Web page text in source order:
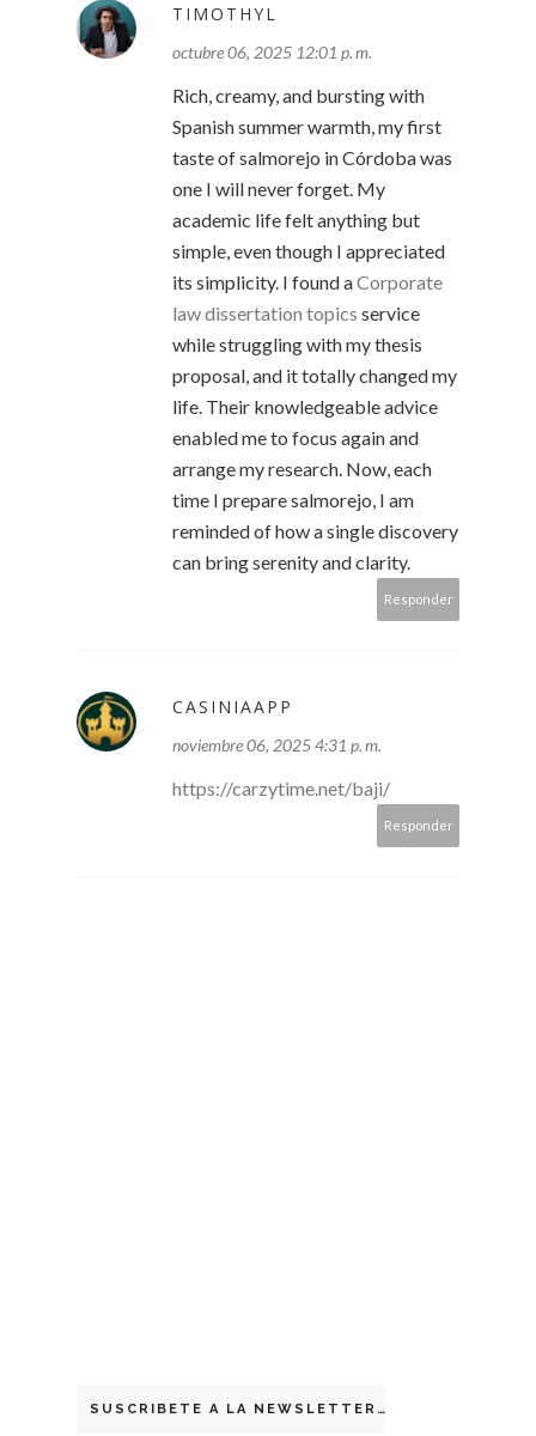
TIMOTHYL
octubre 06, 2025 12:01 p. m.
Rich, creamy, and bursting with
Spanish summer warmth, my first
taste of salmorejo in Córdoba was
one I will never forget. My
academic life felt anything but
simple, even though I appreciated
its simplicity. I found aCorporate
law dissertation topics service
while struggling with my thesis
proposal, and it totally changed my
life. Their knowledgeable advice
enabled me to focus again and
arrange my research. Now, each
time I prepare salmorejo, I am
reminded of how a single discovery
can bring serenity and clarity.
Responder
CASINIAAPP
noviembre 06, 2025 4:31 p. m.
https://carzytime.net/baji/
Responder
SUSCRIBETE A LA NEWSLETTER